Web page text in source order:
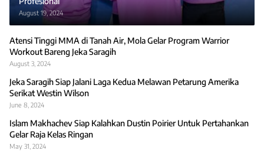
August 19, 2024
Atensi Tinggi MMA di Tanah Air, Mola Gelar Program Warrior
Workout Bareng Jeka Saragih
August 3, 2024
Jeka Saragih Siap Jalani Laga Kedua Melawan Petarung Amerika
Serikat Westin Wilson
June 8, 2024
Islam Makhachev Siap Kalahkan Dustin Poirier Untuk Pertahankan
Gelar Raja Kelas Ringan
May 31, 2024